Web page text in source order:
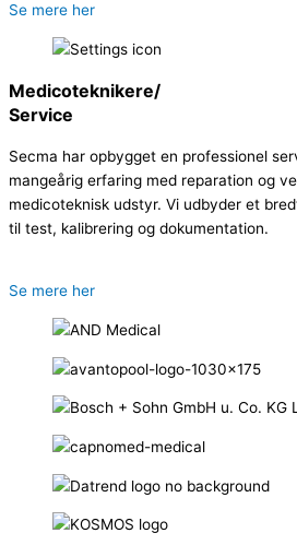
Se mere her
Medicoteknikere/
Service
Secma har opbygget en professionel
mangeårig erfaring med reparation og
medicoteknisk udstyr. Vi udbyder et
til test, kalibrering og dokumentation.
Se mere her